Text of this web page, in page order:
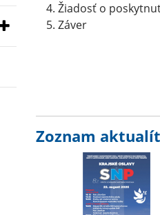
Žiadosť o
Záver
Zoznam